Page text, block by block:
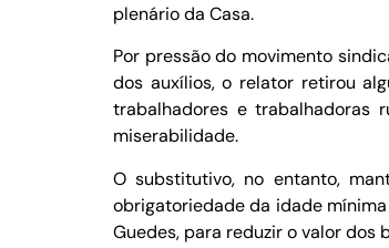
plenário da Casa.
Por pressão do movimento
dos auxílios, o relator retirou
trabalhadores e trabalhadoras
miserabilidade.
O substitutivo, no entanto,
obrigatoriedade da idade
Guedes, para reduzir o valor